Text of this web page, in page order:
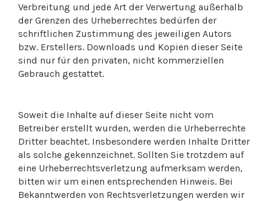
Verbreitung und jede Art der Verwertung außerhalb
der Grenzen des Urheberrechtes bedürfen der
schriftlichen Zustimmung des jeweiligen Autors
bzw. Erstellers. Downloads und Kopien dieser Seite
sind nur für den privaten, nicht kommerziellen
Gebrauch gestattet.
Soweit die Inhalte auf dieser Seite nicht vom
Betreiber erstellt wurden, werden die Urheberrechte
Dritter beachtet. Insbesondere werden Inhalte Dritter
als solche gekennzeichnet. Sollten Sie trotzdem auf
eine Urheberrechtsverletzung aufmerksam werden,
bitten wir um einen entsprechenden Hinweis. Bei
Bekanntwerden von Rechtsverletzungen werden wir